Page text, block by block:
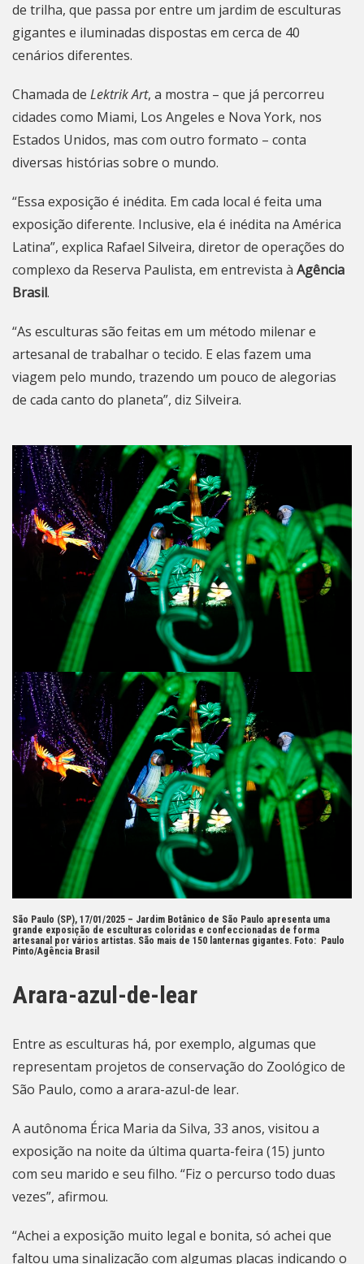
de trilha, que passa por entre um jardim de esculturas
gigantes e iluminadas dispostas em cerca de 40
cenários diferentes.
Chamada de Lektrik Art, a mostra – que já percorreu
cidades como Miami, Los Angeles e Nova York, nos
Estados Unidos, mas com outro formato – conta
diversas histórias sobre o mundo.
“Essa exposição é inédita. Em cada local é feita uma
exposição diferente. Inclusive, ela é inédita na América
Latina”, explica Rafael Silveira, diretor de operações do
complexo da Reserva Paulista, em entrevista à Agência
Brasil.
“As esculturas são feitas em um método milenar e
artesanal de trabalhar o tecido. E elas fazem uma
viagem pelo mundo, trazendo um pouco de alegorias
de cada canto do planeta”, diz Silveira.
São Paulo (SP), 17/01/2025 – Jardim Botânico de São Paulo apresenta uma
grande exposição de esculturas coloridas e confeccionadas de forma
artesanal por vários artistas. São mais de 150 lanternas gigantes. Foto: Paulo
Pinto/Agência Brasil
Arara-azul-de-lear
Entre as esculturas há, por exemplo, algumas que
representam projetos de conservação do Zoológico de
São Paulo, como a arara-azul-de lear.
A autônoma Érica Maria da Silva, 33 anos, visitou a
exposição na noite da última quarta-feira (15) junto
com seu marido e seu filho. “Fiz o percurso todo duas
vezes”, afirmou.
“Achei a exposição muito legal e bonita, só achei que
faltou uma sinalização com algumas placas indicando o